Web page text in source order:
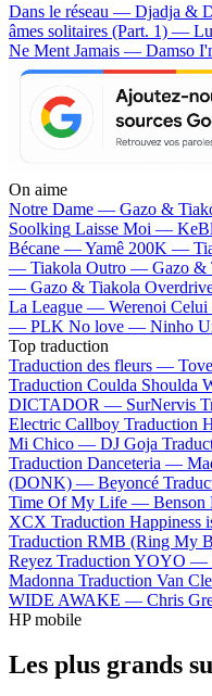
Dans le réseau — Djadja &
âmes solitaires (Part. 1) —
Ne Ment Jamais — Damso
On aime
Notre Dame — Gazo &
Soolking Laisse Moi —
Bécane —Yamê 200K —
— Tiakola Outro — Gazo &
— Gazo & Tiakola
La League — Werenoi
— PLK No love — Ninho
Top traduction
Traduction des fleurs —
Traduction Coulda Shoulda
DICTADOR — SurNervis
Electric Callboy Traduction
Mi Chico — DJ Goja
Traduction Danceteria —
(DONK) — Beyoncé
Time Of My Life — Benson
XCX Traduction Happiness
Traduction RMB (Ring My
Reyez Traduction YOYO —
Madonna Traduction Van
WIDE AWAKE — Chris
HP mobile
Les plus grands